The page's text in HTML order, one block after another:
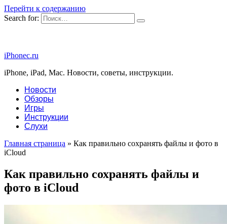
Перейти к содержанию
Search for:
iPhonec.ru
iPhone, iPad, Mac. Новости, советы, инструкции.
Новости
Обзоры
Игры
Инструкции
Слухи
Главная страница » Как правильно сохранять файлы и фото в
iCloud
Как правильно сохранять файлы и
фото в iCloud